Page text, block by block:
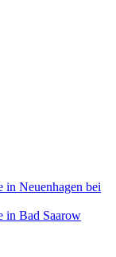
Neuenhagen bei
Bad Saarow